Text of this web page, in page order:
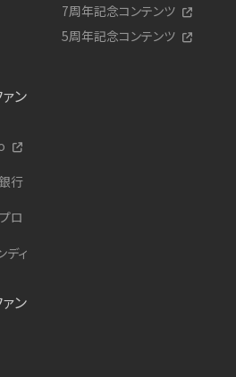
7周年記念コンテンツ
5周年記念コンテンツ
ン
行
ロ
ディ
ン